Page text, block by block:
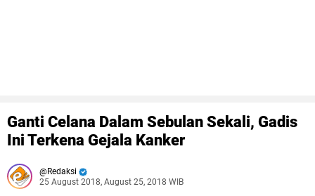
Ganti Celana Dalam Sebulan Sekali, Gadis
Ini Terkena Gejala Kanker
Redaksi
25 August 2018, August 25, 2018 WIB